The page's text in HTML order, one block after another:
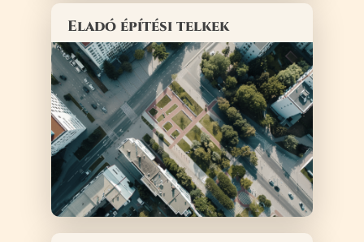
Eladó építési telkek